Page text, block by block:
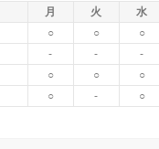
月 火 水
○ ○ ○
- - -
○ ○ ○
○ - ○